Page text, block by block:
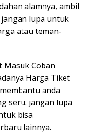
alamnya, ambil
lupa untuk
atau teman-
Masuk Coban
Harga Tiket
anda
seru. jangan lupa
bisa
lainnya.